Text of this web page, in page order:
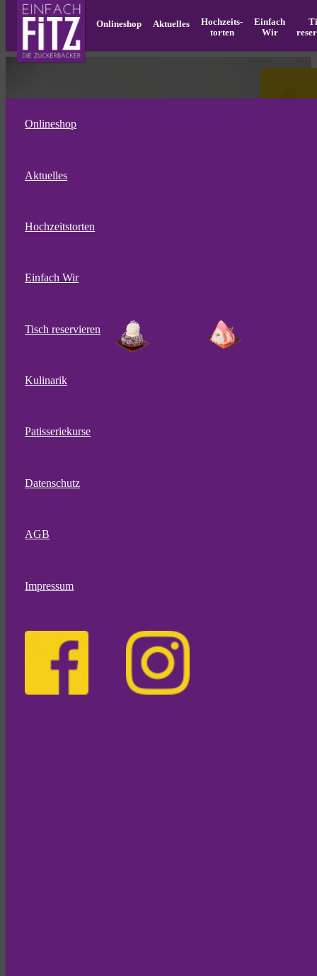
Onlineshop Aktuelles
Hochzeits­
torten
Einfach
Wir
Onlineshop
Aktuelles
Hochzeitstorten
Einfach Wir
Tisch reservieren
Kulinarik
Patisseriekurse
Datenschutz
AGB
Impressum